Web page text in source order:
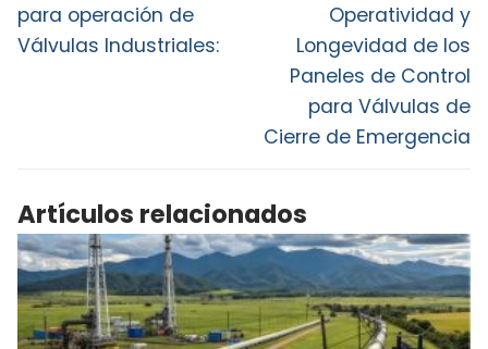
para operación de
Válvulas Industriales:
Operatividad y
Longevidad de los
Paneles de Control
para Válvulas de
Cierre de Emergencia
Artículos relacionados